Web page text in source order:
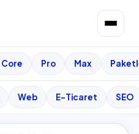
Core Pro Max
Web E-Ticaret SEO